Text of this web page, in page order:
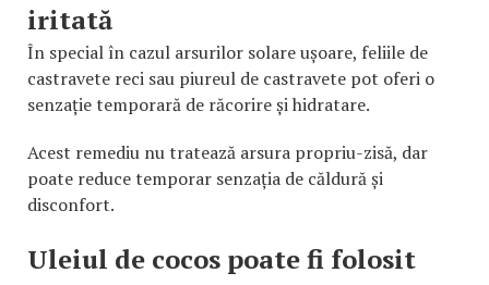
iritată
În special în cazul arsurilor solare ușoare, feliile de
castravete reci sau piureul de castravete pot oferi o
senzație temporară de răcorire și hidratare.
Acest remediu nu tratează arsura propriu-zisă, dar
poate reduce temporar senzația de căldură și
disconfort.
Uleiul de cocos poate fi folosit